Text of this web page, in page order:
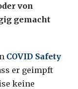
von
gemacht
COVID Safety
er geimpft
keine